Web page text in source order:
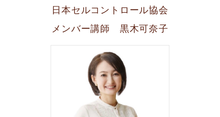
日本セルコントロール協会
メンバー講師 黒木可奈子